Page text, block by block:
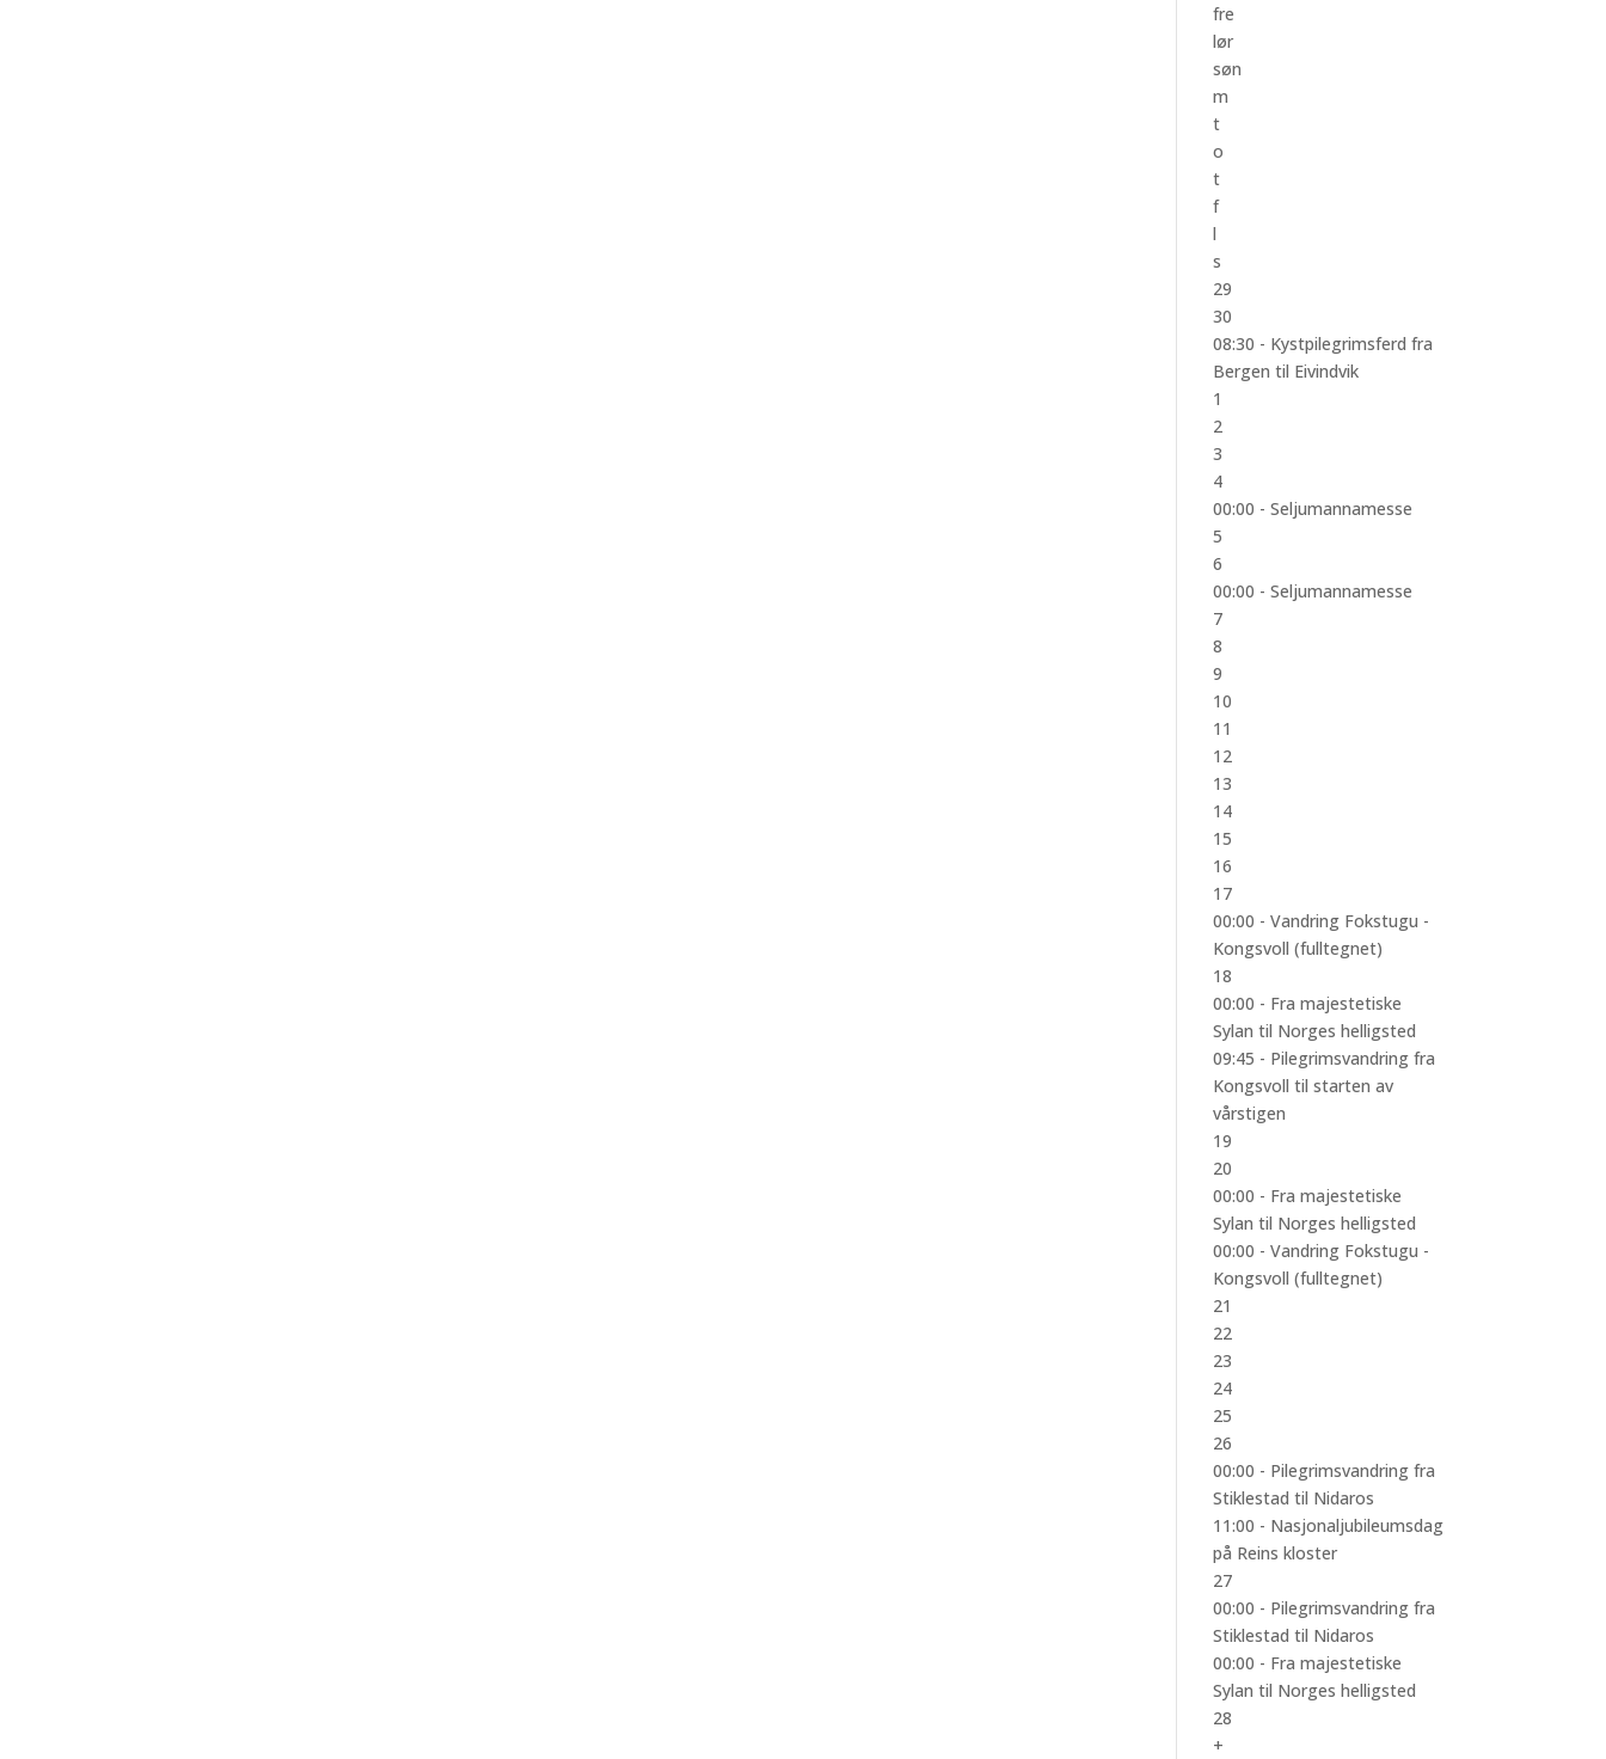
fre
lør
søn
m
t
o
t
f
l
s
29
30
08:30 - Kystpilegrimsferd fra
Bergen til Eivindvik
1
2
3
4
00:00 -Seljumannamesse
5
6
00:00 -Seljumannamesse
7
8
9
10
11
12
13
14
15
16
17
00:00 -Vandring Fokstugu -
Kongsvoll (fulltegnet)
18
00:00 - Fra majestetiske
Sylan til Norges helligsted
09:45 - Pilegrimsvandring fra
Kongsvoll til starten av
vårstigen
19
20
00:00 - Fra majestetiske
Sylan til Norges helligsted
00:00 -Vandring Fokstugu -
Kongsvoll (fulltegnet)
21
22
23
24
25
26
00:00 - Pilegrimsvandring fra
Stiklestad til Nidaros
11:00 - Nasjonaljubileumsdag
på Reins kloster
27
00:00 - Pilegrimsvandring fra
Stiklestad til Nidaros
00:00 - Fra majestetiske
Sylan til Norges helligsted
28
+